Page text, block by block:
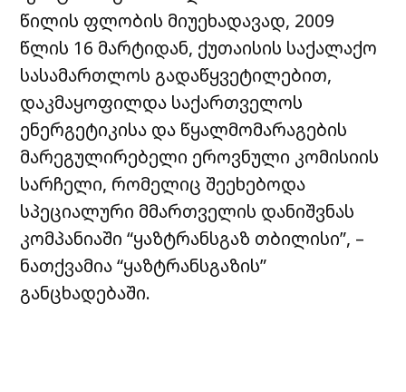
წილის ფლობის მიუეხადავად, 2009
წლის 16 მარტიდან, ქუთაისის საქალაქო
სასამართლოს გადაწყვეტილებით,
დაკმაყოფილდა საქართველოს
ენერგეტიკისა და წყალმომარაგების
მარეგულირებელი ეროვნული კომისიის
სარჩელი, რომელიც შეეხებოდა
სპეციალური მმართველის დანიშვნას
კომპანიაში “ყაზტრანსგაზ თბილისი”, –
ნათქვამია “ყაზტრანსგაზის”
განცხადებაში.